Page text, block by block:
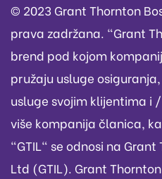
© 2023 Grant Thornton
prava zadržana. "Grant
brend pod kojom
pružaju usluge
usluge svojim klijentima i
više kompanija članica,
"GTIL" se odnosi na
Ltd (GTIL). Grant